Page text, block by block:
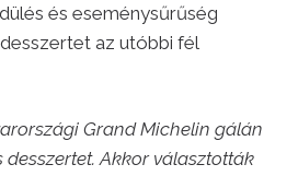
és eseménysűrűség
az utóbbi fél
Grand Michelin gálán
Akkor választották